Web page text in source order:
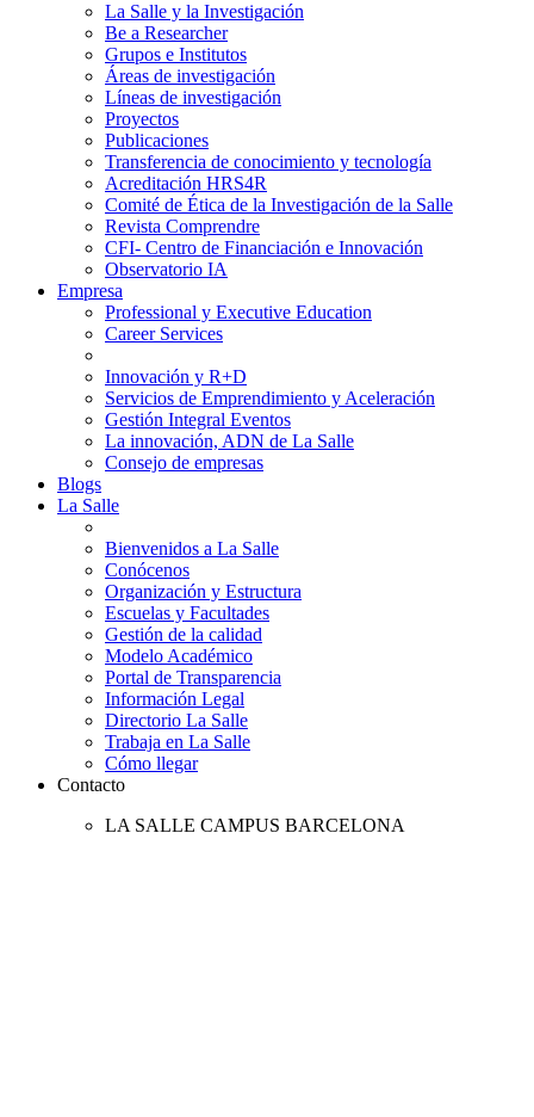
La Salle y la Investigación
Be a Researcher
Grupos e Institutos
Áreas de investigación
Líneas de investigación
Proyectos
Publicaciones
Transferencia de conocimiento y tecnología
Acreditación HRS4R
Comité de Ética de la Investigación de la Salle
Revista Comprendre
CFI- Centro de Financiación e Innovación
Observatorio IA
Empresa
Professional y Executive Education
Career Services
Innovación y R+D
Servicios de Emprendimiento y Aceleración
Gestión Integral Eventos
La innovación, ADN de La Salle
Consejo de empresas
Blogs
La Salle
Bienvenidos a La Salle
Conócenos
Organización y Estructura
Escuelas y Facultades
Gestión de la calidad
Modelo Académico
Portal de Transparencia
Información Legal
Directorio La Salle
Trabaja en La Salle
Cómo llegar
Contacto
LA SALLE CAMPUS BARCELONA